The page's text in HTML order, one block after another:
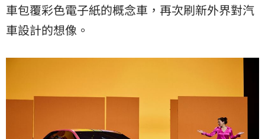
車包覆彩色電子紙的概念車，再次刷新外界對汽
車設計的想像。